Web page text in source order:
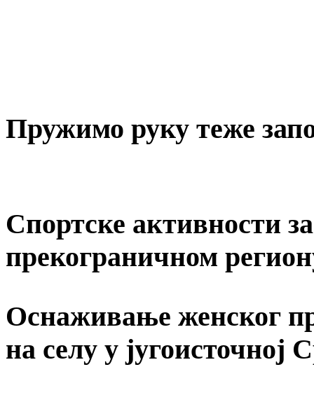
Пружимо руку теже
Спортске активности
прекограничном
Оснаживање женског
на селу у југоисточној